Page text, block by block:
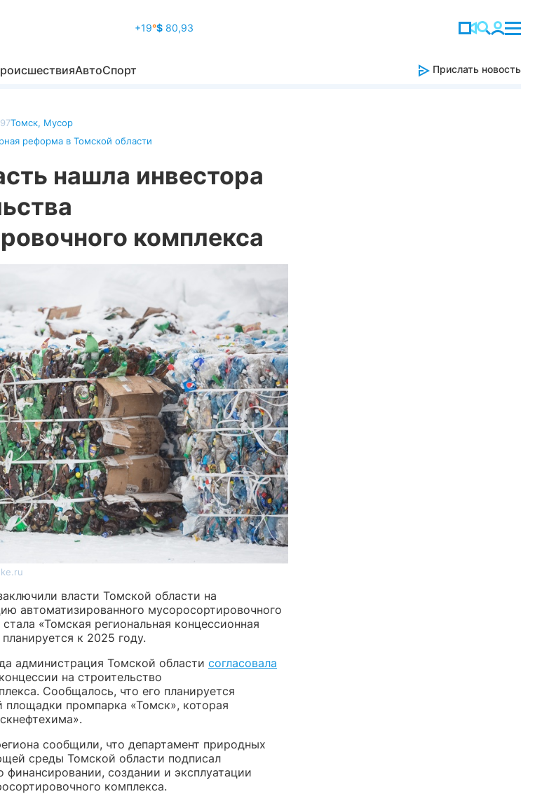
+19°$ 80,93
АвтоСпорт Прислать новость
Томск, Мусор
реформа в Томской области
нашла инвестора
комплекса
власти Томской области на
автоматизированного мусоросортировочного
«Томская региональная концессионная
к 2025 году.
администрация Томской области согласовала
на строительство
Сообщалось, что его планируется
площадки промпарка «Томск», которая
сообщили, что департамент природных
среды Томской области подписал
финансировании, создании и эксплуатации
комплекса.